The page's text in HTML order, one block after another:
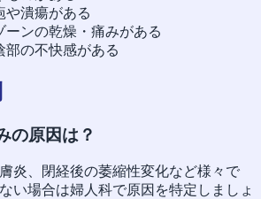
や潰瘍がある
ーンの乾燥・痛みがある
部の不快感がある
の原因は？
炎、閉経後の萎縮性変化など様々で
い場合は婦人科で原因を特定しましょ